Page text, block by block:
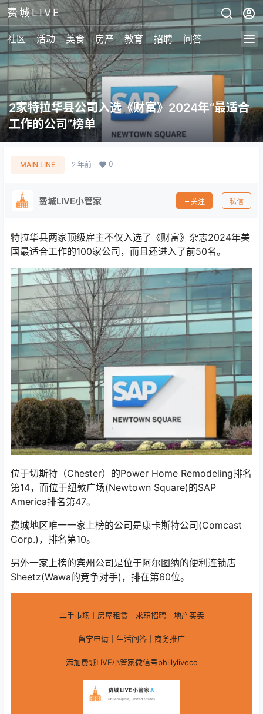
费城LIVE
社区 活动 美食 房产 教育 招聘 问答
2家特拉华县公司入选《财富》2024年“最适合
工作的公司”榜单
MAIN LINE 2 年前 0
费城LIVE小管家 关注 私信
特拉华县两家顶级雇主不仅入选了《财富》杂志2024年美
国最适合工作的100家公司，而且还进入了前50名。
位于切斯特（Chester）的Power Home Remodeling排名
第14，而位于纽敦广场(Newtown Square)的SAP
America排名第47。
费城地区唯一一家上榜的公司是康卡斯特公司(Comcast
Corp.)，排名第10。
另外一家上榜的宾州公司是位于阿尔图纳的便利连锁店
Sheetz(Wawa的竞争对手)，排在第60位。
二手市场｜房屋租赁｜求职招聘｜地产买卖
留学申请｜生活问答｜商务推广
添加费城LIVE小管家微信号phillyliveco